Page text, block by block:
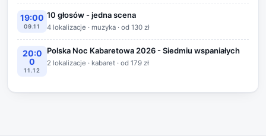
19:00
09.11
10 głosów - jedna scena
4 lokalizacje · muzyka · od 130 zł
20:0
0
11.12
Polska Noc Kabaretowa 2026 - Siedmiu wspaniałych
2 lokalizacje · kabaret · od 179 zł